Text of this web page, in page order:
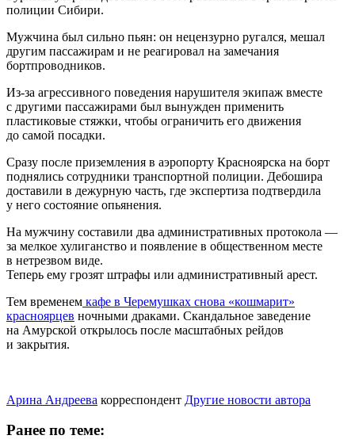
полиции Сибири.
Мужчина был сильно пьян: он нецензурно ругался, мешал
другим пассажирам и не реагировал на замечания
бортпроводников.
Из-за агрессивного поведения нарушителя экипаж вместе
с другими пассажирами был вынужден применить
пластиковые стяжки, чтобы ограничить его движения
до самой посадки.
Сразу после приземления в аэропорту Красноярска на борт
поднялись сотрудники транспортной полиции. Дебошира
доставили в дежурную часть, где экспертиза подтвердила
у него состояние опьянения.
На мужчину составили два административных протокола —
за мелкое хулиганство и появление в общественном месте
в нетрезвом виде.
Теперь ему грозят штрафы или административный арест.
Тем временем кафе в Черемушках снова «кошмарит»
красноярцев ночными драками. Скандальное заведение
на Амурской открылось после масштабных рейдов
и закрытия.
Арина Андреева корреспондент Другие новости автора
Ранее по теме: